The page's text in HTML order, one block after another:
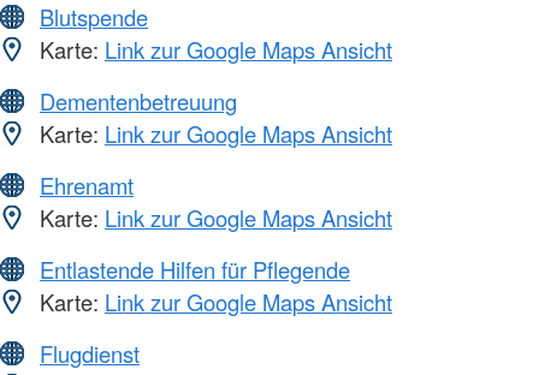
Blutspende
Karte: Link zur Google Maps Ansicht
Dementenbetreuung
Karte: Link zur Google Maps Ansicht
Ehrenamt
Karte: Link zur Google Maps Ansicht
Entlastende Hilfen für Pflegende
Karte: Link zur Google Maps Ansicht
Flugdienst